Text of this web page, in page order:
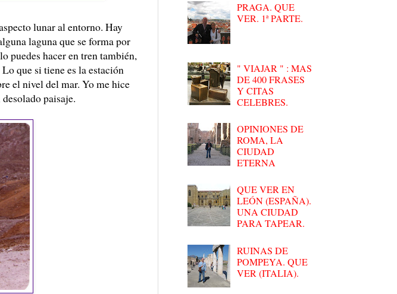
lunar al entorno. Hay
laguna que se forma por
puedes hacer en tren también,
que si tiene es la estación
el nivel del mar. Yo me hice
paisaje.
PRAGA. QUE
VER. 1ª PARTE.
" VIAJAR " : MAS
DE 400 FRASES
Y CITAS
CELEBRES.
OPINIONES DE
ROMA, LA
CIUDAD
ETERNA
QUE VER EN
LEÓN (ESPAÑA).
UNA CIUDAD
PARA TAPEAR.
RUINAS DE
POMPEYA. QUE
VER (ITALIA).